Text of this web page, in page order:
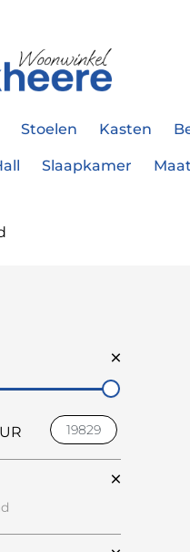
Stoelen Kasten
Slaapkamer